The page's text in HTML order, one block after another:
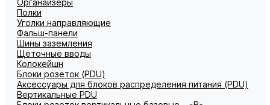
Органайзеры
Полки
Уголки направляющие
Фальш-панели
Шины заземления
Щеточные вводы
Колокейшн
Блоки розеток (PDU)
Аксессуары для блоков распределения питания (PDU)
Вертикальные PDU